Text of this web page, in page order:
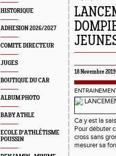
HISTORIQUE
ADHESION 2026/2027
COMITE DIRECTEUR
JUGES
BOUTIQUE DU CAR
ALBUM PHOTO
BABY ATHLE
ECOLE D'ATHLÉTISME
POUSSIN
18 Novembre 2019
Ca y est la
Pour débuter
cross sans
mesurer sa